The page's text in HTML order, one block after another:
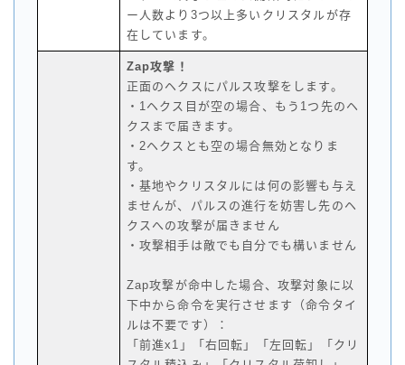
ー人数より3つ以上多いクリスタルが存
在しています。
Zap攻撃！
正面のヘクスにパルス攻撃をします。
・1ヘクス目が空の場合、もう1つ先のヘ
クスまで届きます。
・2ヘクスとも空の場合無効となりま
す。
・基地やクリスタルには何の影響も与え
ませんが、パルスの進行を妨害し先のヘ
クスへの攻撃が届きません
・攻撃相手は敵でも自分でも構いません
Zap攻撃が命中した場合、攻撃対象に以
下中から命令を実行させます（命令タイ
ルは不要です）：
「前進x1」「右回転」「左回転」「クリ